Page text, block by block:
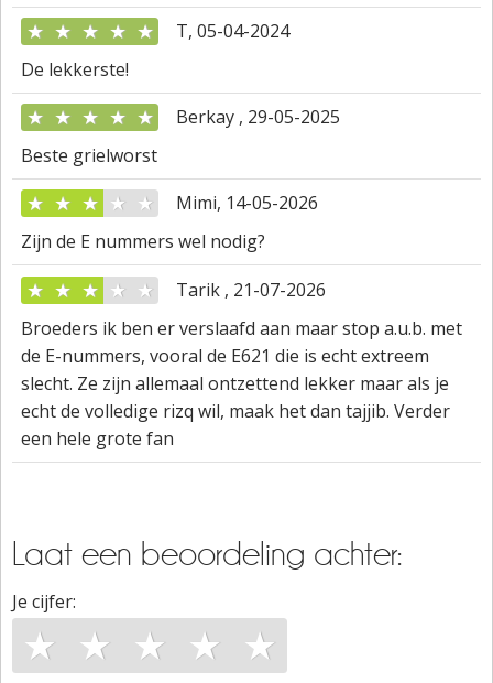
★ ★ ★ ★ ★
T, 05-04-2024
De lekkerste!
★ ★ ★ ★ ★
Berkay , 29-05-2025
Beste grielworst
★ ★ ★ ★ ★
Mimi, 14-05-2026
Zijn de E nummers wel nodig?
★ ★ ★ ★ ★
Tarik , 21-07-2026
Broeders ik ben er verslaafd aan maar stop a.u.b. met
de E-nummers, vooral de E621 die is echt extreem
slecht. Ze zijn allemaal ontzettend lekker maar als je
echt de volledige rizq wil, maak het dan tajjib. Verder
een hele grote fan
Laat een beoordeling achter:
Je cijfer:
★ ★ ★ ★ ★